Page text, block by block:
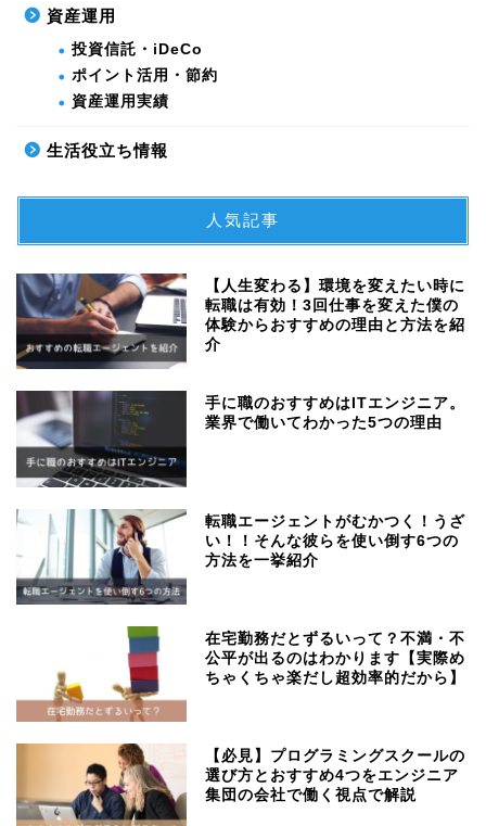
資産運用
投資信託・iDeCo
ポイント活用・節約
資産運用実績
生活役立ち情報
人気記事
【人生変わる】環境を変えたい時に
転職は有効！3回仕事を変えた僕の
体験からおすすめの理由と方法を紹
介
手に職のおすすめはITエンジニア。
業界で働いてわかった5つの理由
転職エージェントがむかつく！うざ
い！！そんな彼らを使い倒す6つの
方法を一挙紹介
在宅勤務だとずるいって？不満・不
公平が出るのはわかります【実際め
ちゃくちゃ楽だし超効率的だから】
【必見】プログラミングスクールの
選び方とおすすめ4つをエンジニア
集団の会社で働く視点で解説